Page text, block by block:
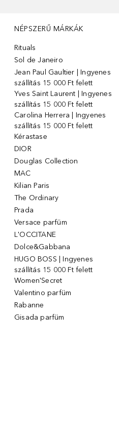
NÉPSZERŰ MÁRKÁK
Rituals
Sol de Janeiro
Jean Paul Gaultier | Ingyenes
szállítás 15 000 Ft felett
Yves Saint Laurent | Ingyenes
szállítás 15 000 Ft felett
Carolina Herrera | Ingyenes
szállítás 15 000 Ft felett
Kérastase
DIOR
Douglas Collection
MAC
Kilian Paris
The Ordinary
Prada
Versace parfüm
L'OCCITANE
Dolce&Gabbana
HUGO BOSS | Ingyenes
szállítás 15 000 Ft felett
Women'Secret
Valentino parfüm
Rabanne
Gisada parfüm